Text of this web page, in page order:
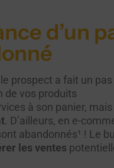
d’un
prospect a fait un pas
de vos produits
à son panier, mais
. D’ailleurs, en e-
abandonnés¹ ! Le
les ventes